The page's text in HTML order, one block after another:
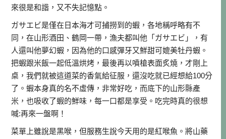
來很是和諧，又不失記憶點。
ガサエビ是僅在日本海才可捕撈到的蝦，各地稱呼略有不
同，在山形酒田、鶴岡一帶，漁夫都叫他「ガサエビ」，有
人還叫他夢幻蝦，因為他的口感彈牙又鮮甜可媲美牡丹蝦。
把蝦跟米飯一起低溫烘烤，最後再以噴槍表面炙燒，才剛上
桌，我們就被這道菜的香氣給征服，還沒吃就已經想給100分
了。蝦本身真的名不虛傳，非常好吃，而底下的山形縣產
米，也吸收了蝦的鮮味，每一口都是享受。吃完時真的很想
喊:再來一盤啊！
菜單上雖說是黑喉，但服務生說今天用的是紅喉魚。將山藥